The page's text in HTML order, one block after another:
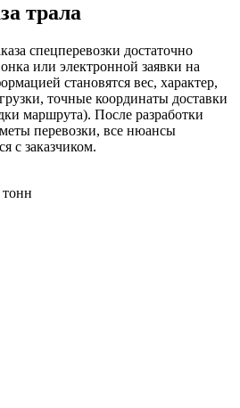
трала
спецперевозки достаточно
или электронной заявки на
становятся вес, характер,
точные координаты доставки
маршрута). После разработки
перевозки, все нюансы
с заказчиком.